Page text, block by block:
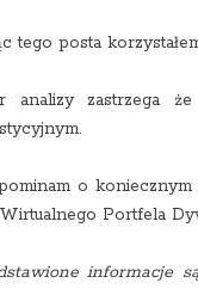
tego posta
analizy zastrzega
o
Portfela
informacje